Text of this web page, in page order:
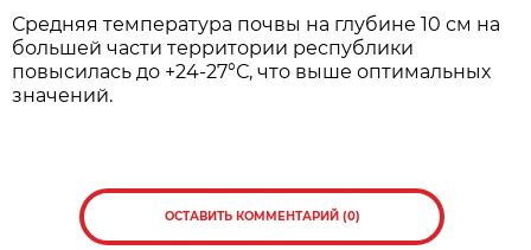
Средняя температура почвы на глубине 10 см на
большей части территории республики
повысилась до +24-27°С, что выше оптимальных
значений.
ОСТАВИТЬ КОММЕНТАРИЙ (0)